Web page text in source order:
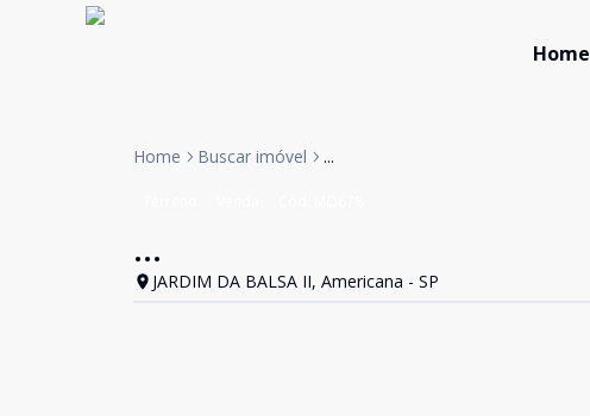
Home
Home Buscar imóvel ...
...
JARDIM DA BALSA II, Americana - SP